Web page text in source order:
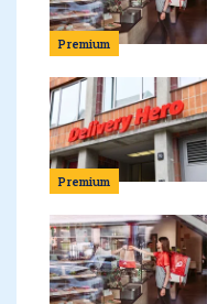
Premium
Premium